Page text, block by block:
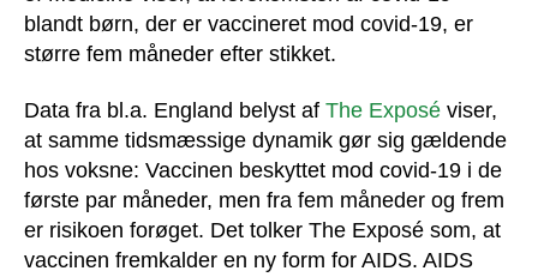
blandt børn, der er vaccineret mod covid-19, er
større fem måneder efter stikket.
Data fra bl.a. England belyst af The Exposé viser,
at samme tidsmæssige dynamik gør sig gældende
hos voksne: Vaccinen beskyttet mod covid-19 i de
første par måneder, men fra fem måneder og frem
er risikoen forøget. Det tolker The Exposé som, at
vaccinen fremkalder en ny form for AIDS. AIDS